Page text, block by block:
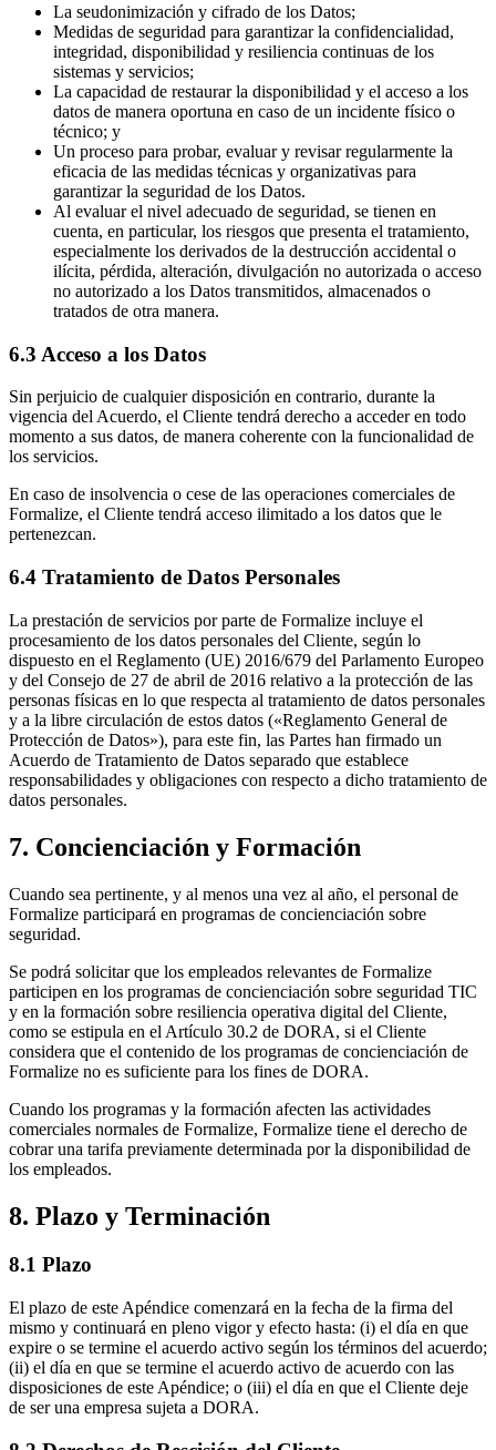
La seudonimización y cifrado de los Datos;
Medidas de seguridad para garantizar la confidencialidad,
integridad, disponibilidad y resiliencia continuas de los
sistemas y servicios;
La capacidad de restaurar la disponibilidad y el acceso a los
datos de manera oportuna en caso de un incidente físico o
técnico; y
Un proceso para probar, evaluar y revisar regularmente la
eficacia de las medidas técnicas y organizativas para
garantizar la seguridad de los Datos.
Al evaluar el nivel adecuado de seguridad, se tienen en
cuenta, en particular, los riesgos que presenta el tratamiento,
especialmente los derivados de la destrucción accidental o
ilícita, pérdida, alteración, divulgación no autorizada o acceso
no autorizado a los Datos transmitidos, almacenados o
tratados de otra manera.
6.3 Acceso a los Datos
Sin perjuicio de cualquier disposición en contrario, durante la
vigencia del Acuerdo, el Cliente tendrá derecho a acceder en todo
momento a sus datos, de manera coherente con la funcionalidad de
los servicios.
En caso de insolvencia o cese de las operaciones comerciales de
Formalize, el Cliente tendrá acceso ilimitado a los datos que le
pertenezcan.
6.4 Tratamiento de Datos Personales
La prestación de servicios por parte de Formalize incluye el
procesamiento de los datos personales del Cliente, según lo
dispuesto en el Reglamento (UE) 2016/679 del Parlamento Europeo
y del Consejo de 27 de abril de 2016 relativo a la protección de las
personas físicas en lo que respecta al tratamiento de datos personales
y a la libre circulación de estos datos («Reglamento General de
Protección de Datos»), para este fin, las Partes han firmado un
Acuerdo de Tratamiento de Datos separado que establece
responsabilidades y obligaciones con respecto a dicho tratamiento de
datos personales.
7. Concienciación y Formación
Cuando sea pertinente, y al menos una vez al año, el personal de
Formalize participará en programas de concienciación sobre
seguridad.
Se podrá solicitar que los empleados relevantes de Formalize
participen en los programas de concienciación sobre seguridad TIC
y en la formación sobre resiliencia operativa digital del Cliente,
como se estipula en el Artículo 30.2 de DORA, si el Cliente
considera que el contenido de los programas de concienciación de
Formalize no es suficiente para los fines de DORA.
Cuando los programas y la formación afecten las actividades
comerciales normales de Formalize, Formalize tiene el derecho de
cobrar una tarifa previamente determinada por la disponibilidad de
los empleados.
8. Plazo y Terminación
8.1 Plazo
El plazo de este Apéndice comenzará en la fecha de la firma del
mismo y continuará en pleno vigor y efecto hasta: (i) el día en que
expire o se termine el acuerdo activo según los términos del acuerdo;
(ii) el día en que se termine el acuerdo activo de acuerdo con las
disposiciones de este Apéndice; o (iii) el día en que el Cliente deje
de ser una empresa sujeta a DORA.